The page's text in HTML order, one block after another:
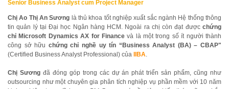
Senior Business Analyst cum Project Manager
Chị Ao Thị An Sương là thủ khoa tốt nghiệp xuất sắc ngành Hệ thống thông
tin quản lý tại Đại học Ngân hàng HCM. Ngoài ra chị còn đạt được chứng
chỉ Microsoft Dynamics AX for Financevà là một trong số ít người thành
công sở hữu chứng chỉ nghề uy tín “Business Analyst (BA) – CBAP"
(Certified Business Analyst Professional) của IIBA.
Chị Sươngđã đóng góp trong các dự án phát triển sản phẩm, cũng như
outsourcing như một chuyên gia phân tích nghiệp vụ phần mềm với 10 năm